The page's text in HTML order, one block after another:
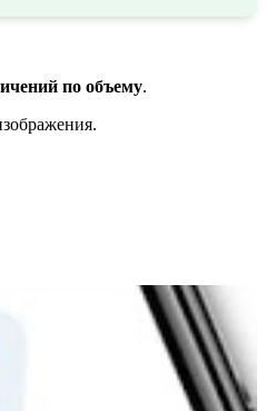
по объему.